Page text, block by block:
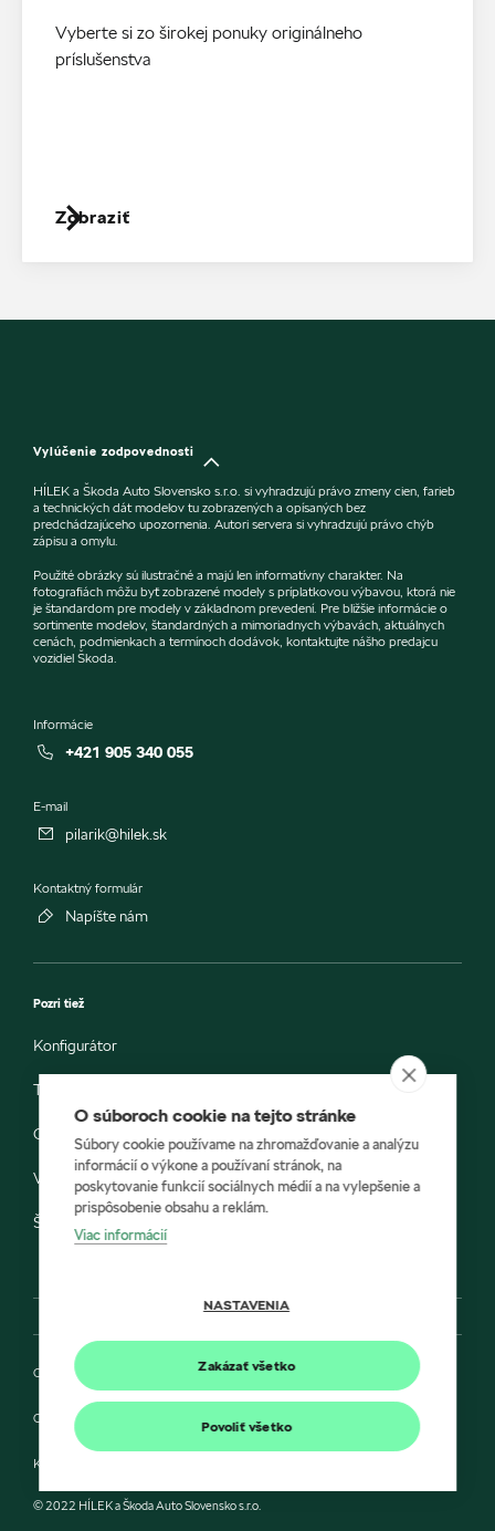
Vyberte si zo širokej ponuky originálneho
príslušenstva
Zobraziť
Vylúčenie zodpovednosti
HÍLEK a Škoda Auto Slovensko s.r.o. si vyhradzujú právo zmeny cien, farieb
a technických dát modelov tu zobrazených a opísaných bez
predchádzajúceho upozornenia. Autori servera si vyhradzujú právo chýb
zápisu a omylu.
Použité obrázky sú ilustračné a majú len informatívny charakter. Na
fotografiách môžu byť zobrazené modely s príplatkovou výbavou, ktorá nie
je štandardom pre modely v základnom prevedení. Pre bližšie informácie o
sortimente modelov, štandardných a mimoriadnych výbavách, aktuálnych
cenách, podmienkach a termínoch dodávok, kontaktujte nášho predajcu
vozidiel Škoda.
Informácie
+421 905 340 055
E-mail
pilarik@hilek.sk
Kontaktný formulár
Napíšte nám
Pozri tiež
Konfigurátor
Testovacia jazda
Objednávka do servisu
Vozidlá ihneď k odberu
Škoda E-shop
Ochrana osobných údajov
Cookies
Kontakt
© 2022 HÍLEK a Škoda Auto Slovensko s.r.o.
O súboroch cookie na tejto stránke
Súbory cookie používame na zhromažďovanie a analýzu
informácií o výkone a používaní stránok, na
poskytovanie funkcií sociálnych médií a na vylepšenie a
prispôsobenie obsahu a reklám.
Viac informácií
NASTAVENIA
Zakázať všetko
Povoliť všetko